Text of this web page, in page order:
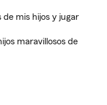
mis hijos y jugar
maravillosos de